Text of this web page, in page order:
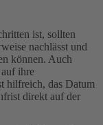
ist, sollten
nachlässt und
können. Auch
ihre
hilfreich, das Datum
direkt auf der